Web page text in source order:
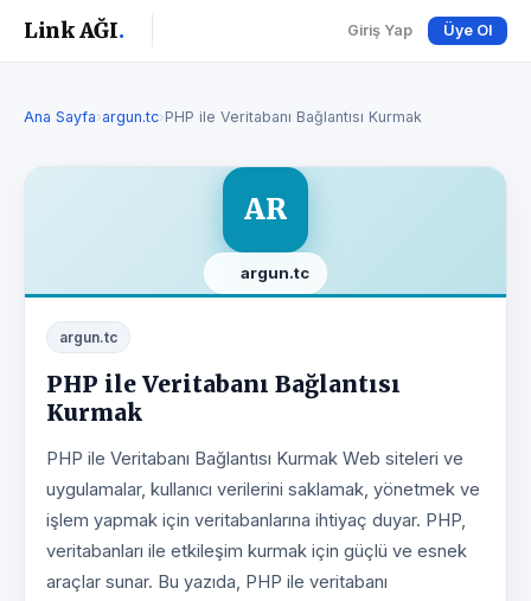
Link AĞI. Giriş Yap Üye Ol
Ana Sayfa›argun.tc›PHP ile Veritabanı Bağlantısı Kurmak
AR
argun.tc
argun.tc
PHP ile Veritabanı Bağlantısı
Kurmak
PHP ile Veritabanı Bağlantısı Kurmak Web siteleri ve
uygulamalar, kullanıcı verilerini saklamak, yönetmek ve
işlem yapmak için veritabanlarına ihtiyaç duyar. PHP,
veritabanları ile etkileşim kurmak için güçlü ve esnek
araçlar sunar. Bu yazıda, PHP ile veritabanı